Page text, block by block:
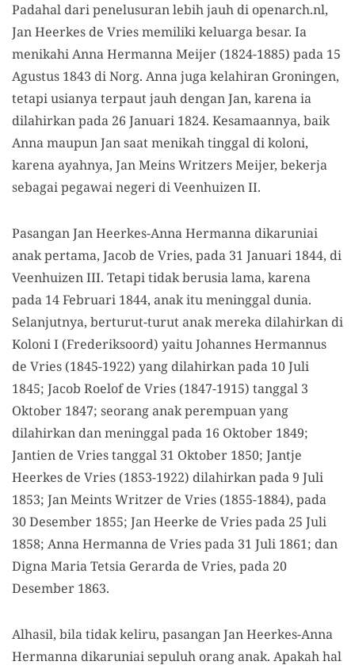
Padahal dari penelusuran lebih jauh di openarch.nl,
Jan Heerkes de Vries memiliki keluarga besar. Ia
menikahi Anna Hermanna Meijer (1824-1885) pada 15
Agustus 1843 di Norg. Anna juga kelahiran Groningen,
tetapi usianya terpaut jauh dengan Jan, karena ia
dilahirkan pada 26 Januari 1824. Kesamaannya, baik
Anna maupun Jan saat menikah tinggal di koloni,
karena ayahnya, Jan Meins Writzers Meijer, bekerja
sebagai pegawai negeri di Veenhuizen II.
Pasangan Jan Heerkes-Anna Hermanna dikaruniai
anak pertama, Jacob de Vries, pada 31 Januari 1844, di
Veenhuizen III. Tetapi tidak berusia lama, karena
pada 14 Februari 1844, anak itu meninggal dunia.
Selanjutnya, berturut-turut anak mereka dilahirkan di
Koloni I (Frederiksoord) yaitu Johannes Hermannus
de Vries (1845-1922) yang dilahirkan pada 10 Juli
1845; Jacob Roelof de Vries (1847-1915) tanggal 3
Oktober 1847; seorang anak perempuan yang
dilahirkan dan meninggal pada 16 Oktober 1849;
Jantien de Vries tanggal 31 Oktober 1850; Jantje
Heerkes de Vries (1853-1922) dilahirkan pada 9 Juli
1853; Jan Meints Writzer de Vries (1855-1884), pada
30 Desember 1855; Jan Heerke de Vries pada 25 Juli
1858; Anna Hermanna de Vries pada 31 Juli 1861; dan
Digna Maria Tetsia Gerarda de Vries, pada 20
Desember 1863.
Alhasil, bila tidak keliru, pasangan Jan Heerkes-Anna
Hermanna dikaruniai sepuluh orang anak. Apakah hal